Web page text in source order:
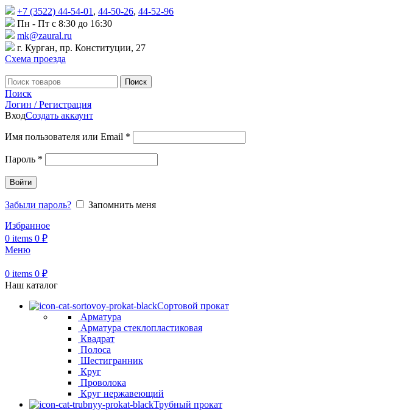
+7 (3522) 44-54-01 , 44-50-26, 44-52-96
Пн - Пт с 8:30 до 16:30
mk@zaural.ru
г. Курган, пр. Конституции, 27
Схема проезда
Поиск
Поиск
Логин / Регистрация
ВходСоздать аккаунт
Имя пользователя или Email *
Пароль *
Войти
Забыли пароль?
Запомнить меня
Избранное
0 items 0 ₽
Меню
0 items 0 ₽
Наш каталог
Сортовой прокат
Арматура
Арматура стеклопластиковая
Квадрат
Полоса
Шестигранник
Круг
Проволока
Круг нержавеющий
Трубный прокат